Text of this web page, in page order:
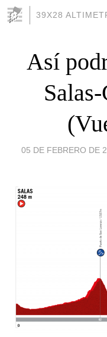
39X28
Así
05 DE FEBRERO DE